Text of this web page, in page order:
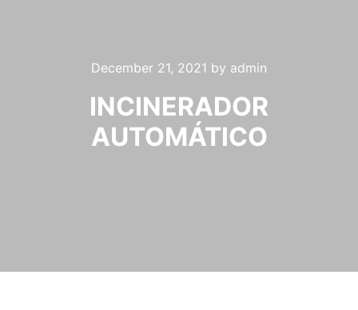
December 21, 2021 by admin
INCINERADOR
AUTOMÁTICO